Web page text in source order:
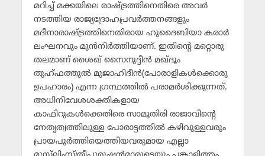
മറിച്ച് മക്കയിലെ രാഷ്ട്രത്തിനെതിരെ അവര്‍
നടത്തിയ രാജ്യദ്രോഹപ്രവര്‍ത്തനങ്ങളും
മദീനാരാഷ്ട്രത്തിനെതിരായ ഹുദൈബിയാ കരാര്‍
ലംഘനവും മുന്‍നിര്‍ത്തിയാണ്. ഇതിന്റെ മറ്റൊരു
തലമാണ് ശൈഖ് സൈനുദ്ദീന്‍ മഖ്ദൂം
തുഹ്ഫത്തുല്‍ മുജാഹിദീന്‍(പോരാളികള്‍ക്കൊരു
ഉപഹാരം) എന്ന ഗ്രന്ഥത്തില്‍ പരാമര്‍ശിക്കുന്നത്.
അധിനിവേശശക്തികളായ
കാഫിറുകള്‍ക്കെതിരെ സാമൂതിരി രാജാവിന്റെ
നേതൃത്വത്തിലുള്ള പോരാട്ടത്തില്‍ കഴിവുള്ളവരും
പ്രായപൂര്‍ത്തിയെത്തിയവരുമായ എല്ലാ